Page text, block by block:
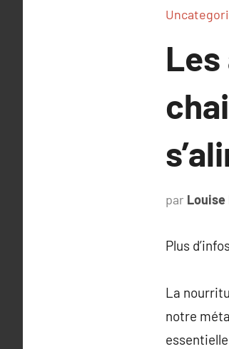
par Louise
Plus
La
notre